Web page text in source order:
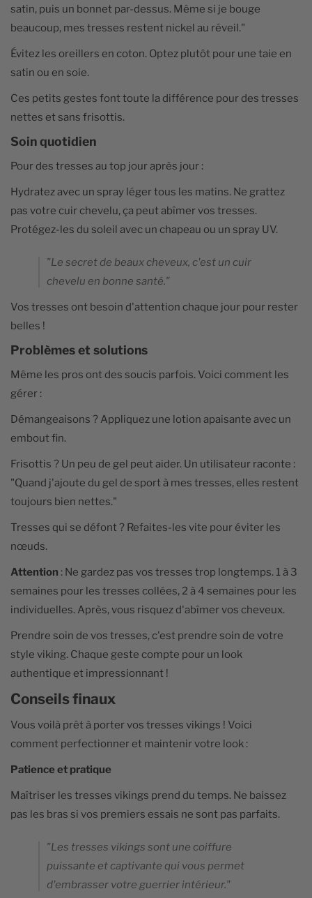
satin, puis un bonnet par-dessus. Même si je bouge
beaucoup, mes tresses restent nickel au réveil."
Évitez les oreillers en coton. Optez plutôt pour une taie en
satin ou en soie.
Ces petits gestes font toute la différence pour des tresses
nettes et sans frisottis.
Soin quotidien
Pour des tresses au top jour après jour :
Hydratez avec un spray léger tous les matins. Ne grattez
pas votre cuir chevelu, ça peut abîmer vos tresses.
Protégez-les du soleil avec un chapeau ou un spray UV.
"Le secret de beaux cheveux, c'est un cuir
chevelu en bonne santé."
Vos tresses ont besoin d'attention chaque jour pour rester
belles !
Problèmes et solutions
Même les pros ont des soucis parfois. Voici comment les
gérer :
Démangeaisons ? Appliquez une lotion apaisante avec un
embout fin.
Frisottis ? Un peu de gel peut aider. Un utilisateur raconte :
"Quand j'ajoute du gel de sport à mes tresses, elles restent
toujours bien nettes."
Tresses qui se défont ? Refaites-les vite pour éviter les
nœuds.
Attention : Ne gardez pas vos tresses trop longtemps. 1 à 3
semaines pour les tresses collées, 2 à 4 semaines pour les
individuelles. Après, vous risquez d'abîmer vos cheveux.
Prendre soin de vos tresses, c'est prendre soin de votre
style viking. Chaque geste compte pour un look
authentique et impressionnant !
Conseils finaux
Vous voilà prêt à porter vos tresses vikings ! Voici
comment perfectionner et maintenir votre look :
Patience et pratique
Maîtriser les tresses vikings prend du temps. Ne baissez
pas les bras si vos premiers essais ne sont pas parfaits.
"Les tresses vikings sont une coiffure
puissante et captivante qui vous permet
d'embrasser votre guerrier intérieur."